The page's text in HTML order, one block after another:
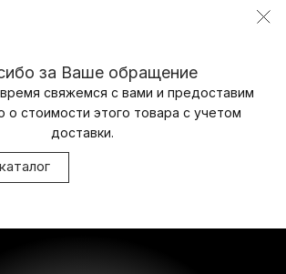
за Ваше обращение
свяжемся с вами и предоставим
о стоимости этого товара с учетом
доставки.